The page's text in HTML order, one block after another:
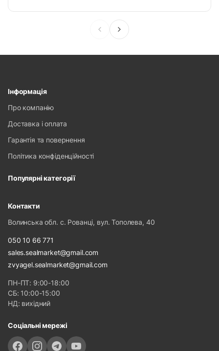
Інформація
Про компанію
Доставка і оплата
Гарантія та повернення
Політика конфіденційності
Популярні категорії
Контакти
Волинська обл. с. Рованці, вул. Тополева, 40
050 10 66 771
sales.sealmarket@gmail.com
zvyagel.sealmarket@gmail.com
ПН-ПТ: 9:00-18:00
СБ: 10:00-15:00
НД: вихідний
Соціальні мережі